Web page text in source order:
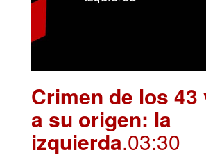
Crimen de los 43
a su origen: la
izquierda.03:30